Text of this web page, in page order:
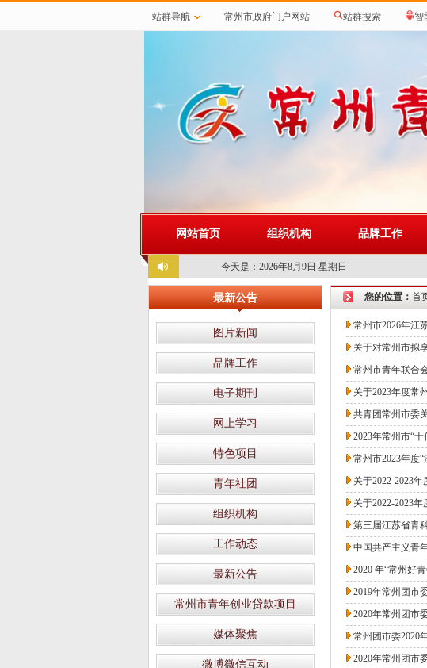
站群导航 常州市政府门户网站 站群搜索 智
网站首页 组织机构 品牌工作
今天是： 2026年8月9日 星期日
最新公告
图片新闻
品牌工作
电子期刊
网上学习
特色项目
青年社团
组织机构
工作动态
最新公告
常州市青年创业贷款项目
媒体聚焦
微博微信互动
您的位置： 首
常州市2026年江
关于对常州市拟
常州市青年联合
关于2023年度常
共青团常州市委
2023年常州市“
常州市2023年度
关于2022-2023
关于2022-2023
第三届江苏省青
中国共产主义青
2020 年“常州好
2019年常州团市
2020年常州团市
常州团市委2020
2020年常州团市